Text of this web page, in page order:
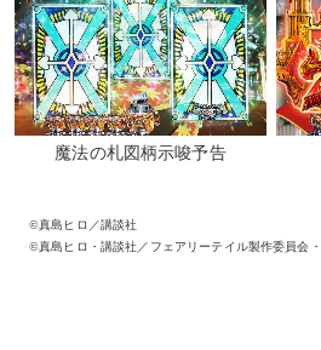
魔法の札図柄示唆予告
©真島ヒロ／講談社
©真島ヒロ・講談社／フェアリーテイル製作委員会